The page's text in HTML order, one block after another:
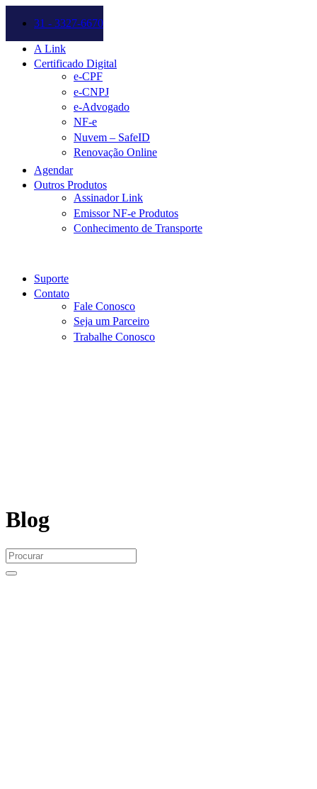
31 - 3327-6670
A Link
Certificado Digital
e-CPF
e-CNPJ
e-Advogado
NF-e
Nuvem – SafeID
Renovação Online
Agendar
Outros Produtos
Assinador Link
Emissor NF-e Produtos
Conhecimento de Transporte
Suporte
Contato
Fale Conosco
Seja um Parceiro
Trabalhe Conosco
Blog